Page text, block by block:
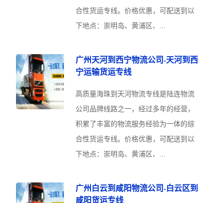
合性货运专线。价格优惠，可配送到以
下地点：崇明岛、黄浦区、...
广州天河到西宁物流公司-天河到西
宁运输货运专线
高质量海珠到天河物流专线是陆连物流
公司品牌线路之一，经过多年的经营，
积累了丰富的物流服务经验为一体的综
合性货运专线。价格优惠，可配送到以
下地点：崇明岛、黄浦区、...
广州白云到咸阳物流公司-白云区到
咸阳货运专线